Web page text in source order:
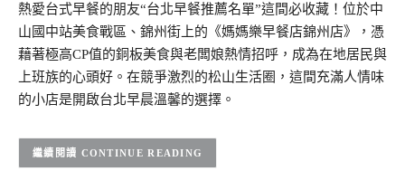
熱愛台式早餐的朋友“台北早餐推薦名單”這間必收藏！位於中
山國中站美食戰區、錦州街上的《媽媽樂早餐店錦州店》，憑
藉著極高CP值的銅板美食與老闆娘熱情招呼，成為在地居民與
上班族的心頭好。在競爭激烈的松山生活圈，這間充滿人情味
的小店是開啟台北早晨溫馨的選擇。
CONTINUE READING